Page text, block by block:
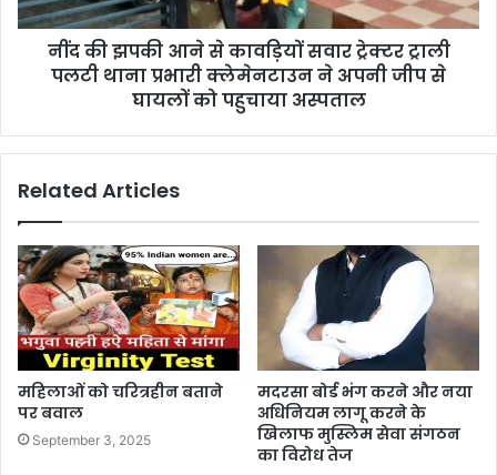
नींद की झपकी आने से कावड़ियों सवार ट्रेक्टर ट्राली
पलटी थाना प्रभारी क्लेमेनटाउन ने अपनी जीप से
घायलों को पहुचाया अस्पताल
Related Articles
महिलाओं को चरित्रहीन बताने
पर बवाल
September 3, 2025
मदरसा बोर्ड भंग करने और नया
अधिनियम लागू करने के
खिलाफ मुस्लिम सेवा संगठन
का विरोध तेज